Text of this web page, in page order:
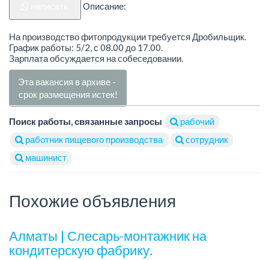
Описание:
На производство фитопродукции требуется Дробильщик.
График работы: 5/2, с 08.00 до 17.00.
Зарплата обсуждается на собеседовании.
Эта вакансия в архиве -
срок размещения истек!
Поиск работы, связанные запросы
рабочий
работник пищевого производства
сотрудник
машинист
Похожие объявления
Алматы | Слесарь-монтажник на
кондитерскую фабрику.